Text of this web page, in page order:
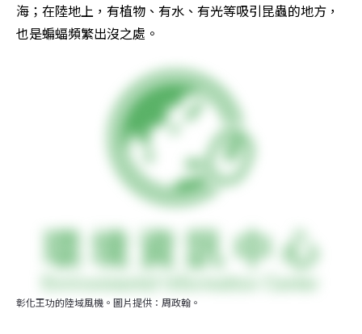
海；在陸地上，有植物、有水、有光等吸引昆蟲的地方，
也是蝙蝠頻繁出沒之處。
彰化王功的陸域風機。圖片提供：周政翰。